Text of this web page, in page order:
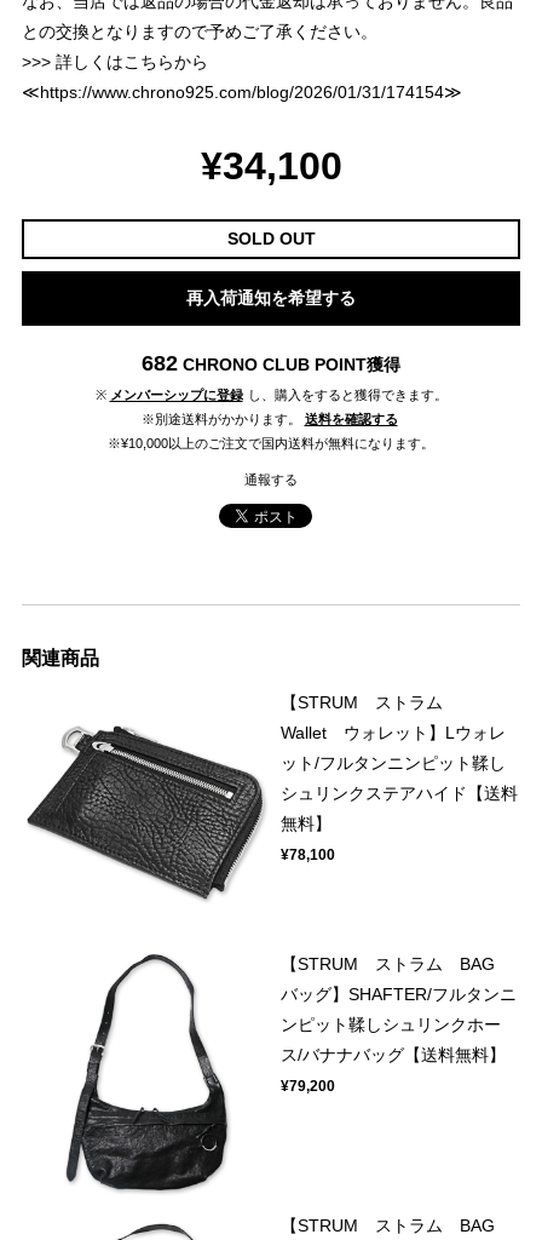
との交換となりますので予めご了承ください。
>>> 詳しくはこちらから
≪https://www.chrono925.com/blog/2026/01/31/174154≫
¥34,100
SOLD OUT
再入荷通知を希望する
682 CHRONO CLUB POINT獲得
※ メンバーシップに登録 し、購入をすると獲得できます。
※別途送料がかかります。
送料を確認する
※¥10,000以上のご注文で国内送料が無料になります。
通報する
関連商品
【STRUM ストラム
Wallet ウォレット】Lウォレ
ット/フルタンニンピット鞣し
シュリンクステアハイド【送料
無料】
¥78,100
【STRUM ストラム BAG
バッグ】SHAFTER/フルタンニ
ンピット鞣しシュリンクホー
ス/バナナバッグ【送料無料】
¥79,200
【STRUM ストラム BAG